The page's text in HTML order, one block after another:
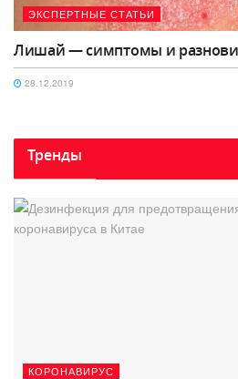
ЭКСПЕРТНЫЕ СТАТЬИ
Лишай — симптомы и
28.12.2019
Тренды
КОРОНАВИРУС